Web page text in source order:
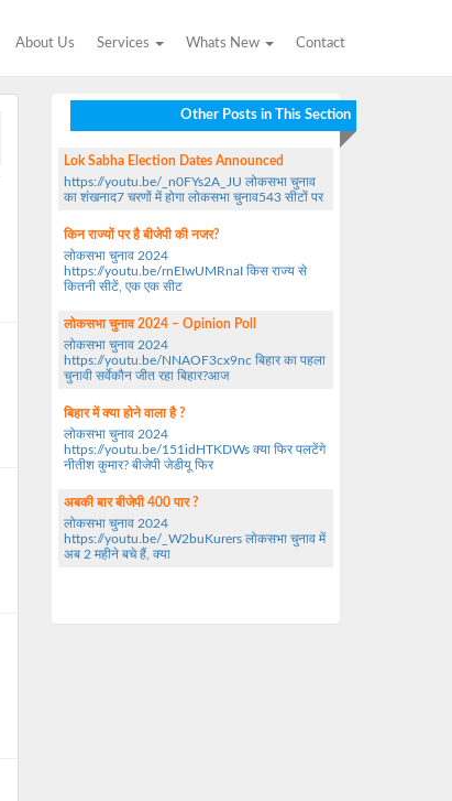
About Us Services Whats New Contact
Other Posts in This Section
Lok Sabha Election Dates Announced
https://youtu.be/_n0FYs2A_JU लोकसभा चुनाव
का शंखनाद7 चरणों में होगा लोकसभा चुनाव543 सीटों पर
किन राज्यों पर है बीजेपी की नजर?
लोकसभा चुनाव 2024
https://youtu.be/rnEIwUMRnaI किस राज्य से
कितनी सीटें, एक एक सीट
लोकसभा चुनाव 2024 – Opinion Poll
लोकसभा चुनाव 2024
https://youtu.be/NNAOF3cx9nc बिहार का पहला
चुनावी सर्वेकौन जीत रहा बिहार?आज
बिहार में क्या होने वाला है ?
लोकसभा चुनाव 2024
https://youtu.be/151idHTKDWs क्या फिर पलटेंगे
नीतीश कुमार? बीजेपी जेडीयू फिर
अबकी बार बीजेपी 400 पार ?
लोकसभा चुनाव 2024
https://youtu.be/_W2buKurers लोकसभा चुनाव में
अब 2 महीने बचे हैं, क्या